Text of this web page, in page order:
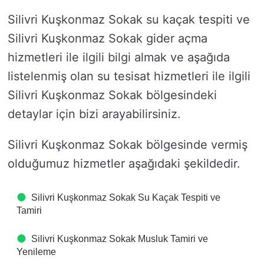
Silivri Kuşkonmaz Sokak su kaçak tespiti ve
Silivri Kuşkonmaz Sokak gider açma
hizmetleri ile ilgili bilgi almak ve aşağıda
listelenmiş olan su tesisat hizmetleri ile ilgili
Silivri Kuşkonmaz Sokak bölgesindeki
detaylar için bizi arayabilirsiniz.
Silivri Kuşkonmaz Sokak bölgesinde vermiş
olduğumuz hizmetler aşağıdaki şekildedir.
Silivri Kuşkonmaz Sokak Su Kaçak Tespiti ve
Tamiri
Silivri Kuşkonmaz Sokak Musluk Tamiri ve
Yenileme